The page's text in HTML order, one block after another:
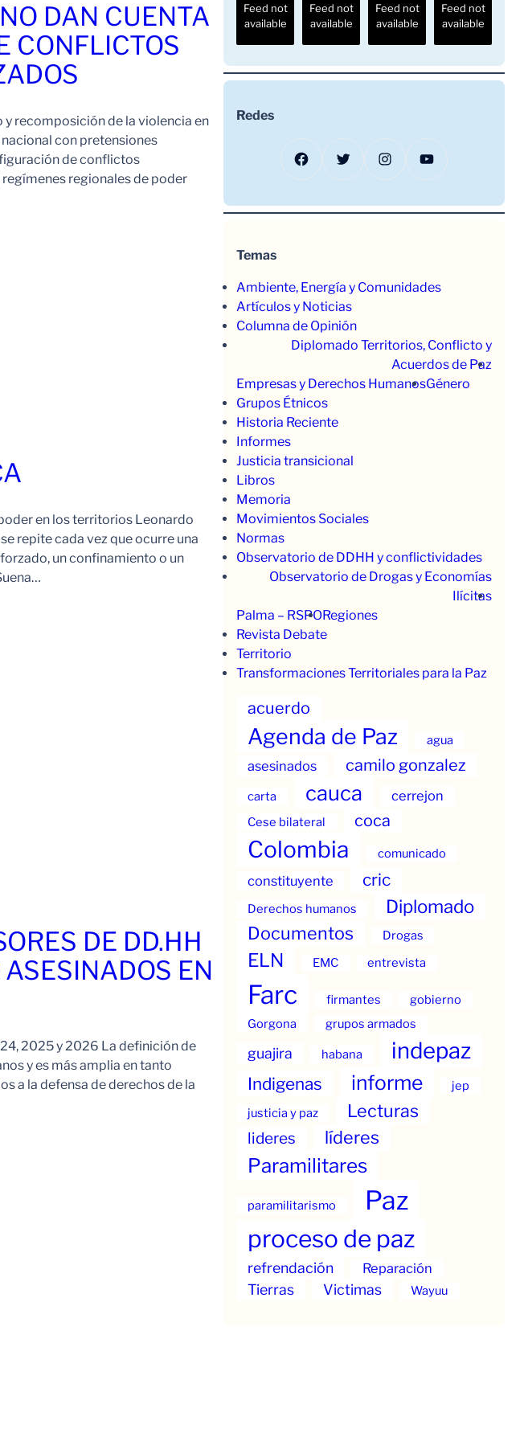
DAN CUENTA
CONFLICTOS
recomposición de la violencia en
con pretensiones
de conflictos
regionales de poder
en los territorios Leonardo
repite cada vez que ocurre una
un confinamiento o un
DE DD.HH
EN
2025 y 2026 La definición de
y es más amplia en tanto
a la defensa de derechos de la
Feed not
available
Feed not
available
Feed not
available
Feed not
available
Redes
Facebook Twitter Instagram YouTube
Temas
Ambiente, Energía y Comunidades
Artículos y Noticias
Columna de Opinión
Diplomado Territorios, Conflicto y
Acuerdos de Paz
Empresas y Derechos HumanosGénero
Grupos Étnicos
Historia Reciente
Informes
Justicia transicional
Libros
Memoria
Movimientos Sociales
Normas
Observatorio de DDHH y conflictividades
Observatorio de Drogas y Economías
Ilícitas
Palma – RSPORegiones
Revista Debate
Territorio
Transformaciones Territoriales para la Paz
acuerdo
Agenda de Paz agua
asesinados camilo gonzalez
carta cauca cerrejon
Cese bilateral coca
Colombia comunicado
constituyente cric
Derechos humanos Diplomado
Documentos Drogas
ELN EMC entrevista
Farc firmantes
gobierno
Gorgona
grupos armados
guajira habana indepaz
Indigenas informe
jep
justicia y paz
Lecturas
lideres líderes
Paramilitares
paramilitarismo Paz
proceso de paz
refrendación Reparación
Tierras Victimas Wayuu